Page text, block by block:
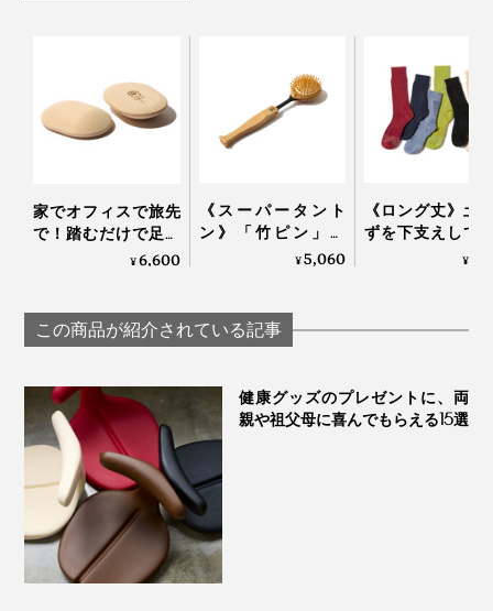
家でオフィスで旅先
で！踏むだけで足か
ら元気になれる「足
み
¥6,600
《スーパータント
ン》「竹ピン」と
「しなり」で、心地
ンエア｜スーパータ
ントン
¥5,060
《ロング丈》土
ずを下支えして
底筋をサポート
¥
この商品が紹介されている記事
健康グッズのプレゼントに、両
親や祖父母に喜んでもらえる15選